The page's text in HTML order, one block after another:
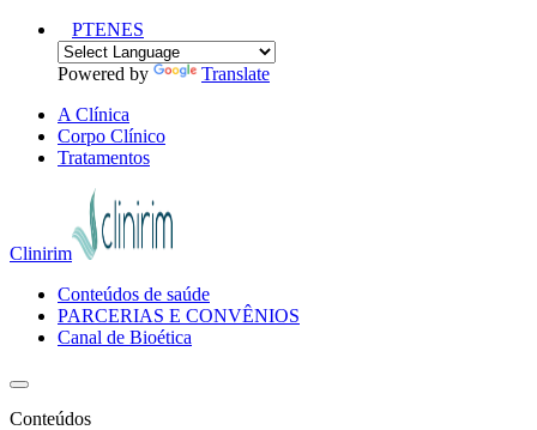
PTENES
Powered by
Translate
A Clínica
Corpo Clínico
Tratamentos
Clinirim
Conteúdos de saúde
PARCERIAS E CONVÊNIOS
Canal de Bioética
Conteúdos